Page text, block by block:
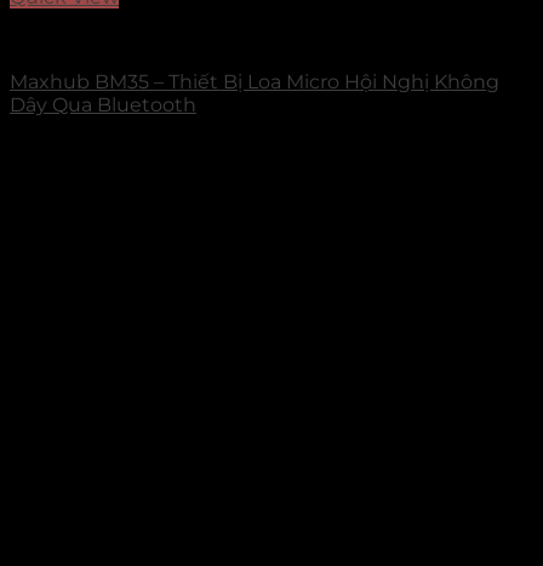
Maxhub BM35 – Thiết Bị Loa Micro Hội Nghị Không
Dây Qua Bluetooth